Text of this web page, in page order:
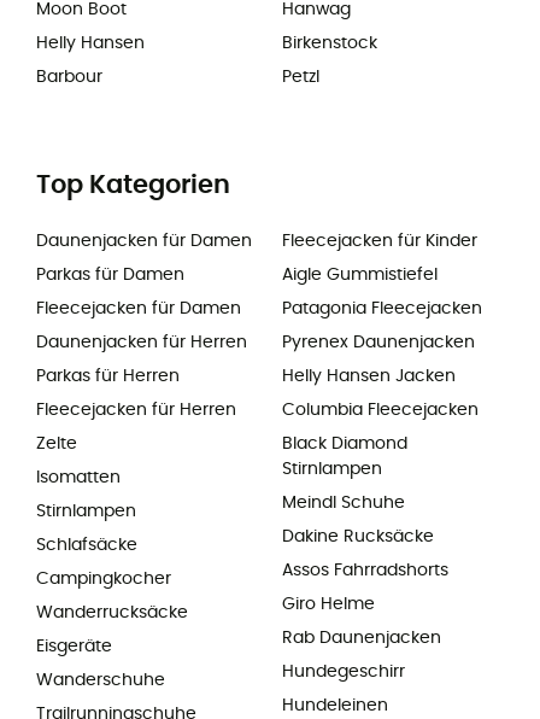
Moon Boot
Helly Hansen
Barbour
Hanwag
Birkenstock
Petzl
Top Kategorien
Daunenjacken für Damen
Parkas für Damen
Fleecejacken für Damen
Daunenjacken für Herren
Parkas für Herren
Fleecejacken für Herren
Zelte
Isomatten
Stirnlampen
Schlafsäcke
Campingkocher
Wanderrucksäcke
Eisgeräte
Wanderschuhe
Trailrunningschuhe
Fleecejacken für Kinder
Aigle Gummistiefel
Patagonia Fleecejacken
Pyrenex Daunenjacken
Helly Hansen Jacken
Columbia Fleecejacken
Black Diamond
Stirnlampen
Meindl Schuhe
Dakine Rucksäcke
Assos Fahrradshorts
Giro Helme
Rab Daunenjacken
Hundegeschirr
Hundeleinen